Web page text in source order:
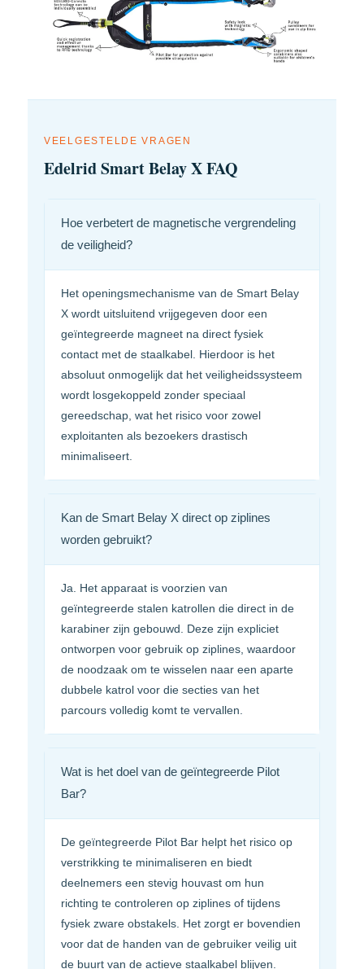
VEELGESTELDE VRAGEN
Edelrid Smart Belay X FAQ
Hoe verbetert de magnetische vergrendeling
de veiligheid?
Het openingsmechanisme van de Smart Belay
X wordt uitsluitend vrijgegeven door een
geïntegreerde magneet na direct fysiek
contact met de staalkabel. Hierdoor is het
absoluut onmogelijk dat het veiligheidssysteem
wordt losgekoppeld zonder speciaal
gereedschap, wat het risico voor zowel
exploitanten als bezoekers drastisch
minimaliseert.
Kan de Smart Belay X direct op ziplines
worden gebruikt?
Ja. Het apparaat is voorzien van
geïntegreerde stalen katrollen die direct in de
karabiner zijn gebouwd. Deze zijn expliciet
ontworpen voor gebruik op ziplines, waardoor
de noodzaak om te wisselen naar een aparte
dubbele katrol voor die secties van het
parcours volledig komt te vervallen.
Wat is het doel van de geïntegreerde Pilot
Bar?
De geïntegreerde Pilot Bar helpt het risico op
verstrikking te minimaliseren en biedt
deelnemers een stevig houvast om hun
richting te controleren op ziplines of tijdens
fysiek zware obstakels. Het zorgt er bovendien
voor dat de handen van de gebruiker veilig uit
de buurt van de actieve staalkabel blijven.